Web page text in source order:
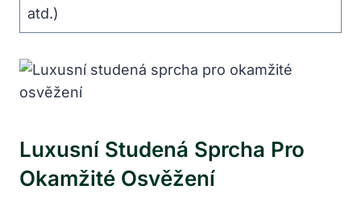
atd.)
Luxusní Studená Sprcha Pro
Okamžité Osvěžení